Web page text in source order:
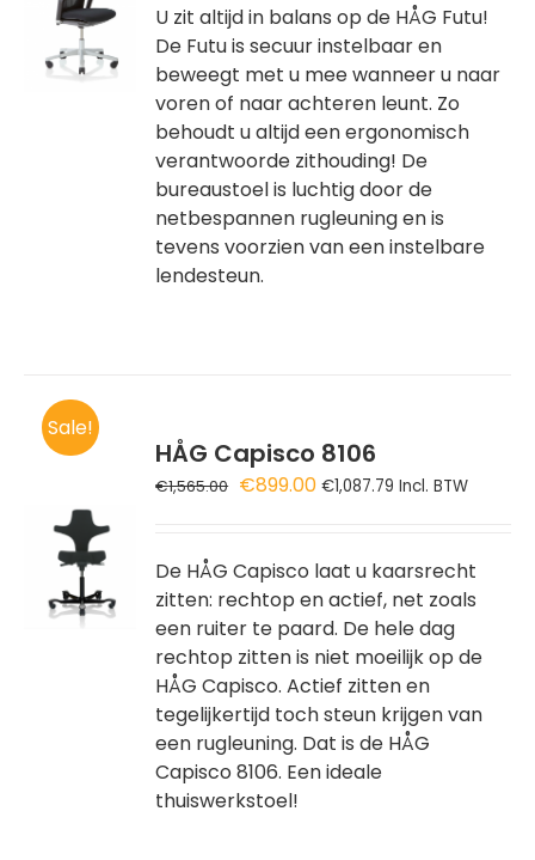
€1,123.00.€899.00.
U zit altijd in balans op de HÅG Futu!
De Futu is secuur instelbaar en
beweegt met u mee wanneer u naar
voren of naar achteren leunt. Zo
behoudt u altijd een ergonomisch
verantwoorde zithouding! De
bureaustoel is luchtig door de
netbespannen rugleuning en is
tevens voorzien van een instelbare
lendesteun.
Sale!
HÅG Capisco 8106
€1,565.00 Oorspronkelijke
€1,565.00.
€899.00Huidige
€899.00.
€1,087.79 Incl. BTW
De HÅG Capisco laat u kaarsrecht
zitten: rechtop en actief, net zoals
een ruiter te paard. De hele dag
rechtop zitten is niet moeilijk op de
HÅG Capisco. Actief zitten en
tegelijkertijd toch steun krijgen van
een rugleuning. Dat is de HÅG
Capisco 8106. Een ideale
thuiswerkstoel!